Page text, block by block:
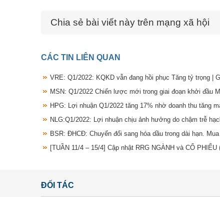
Chia sẻ bài viết này trên mạng xã hội
CÁC TIN LIÊN QUAN
VRE: Q1/2022: KQKD vẫn đang hồi phục Tăng tỷ trọng |
MSN: Q1/2022 Chiến lược mới trong giai đoạn khởi đầu
HPG: Lợi nhuận Q1/2022 tăng 17% nhờ doanh thu tăng
NLG:Q1/2022: Lợi nhuận chịu ảnh hưởng do chậm trễ
BSR: ĐHCĐ: Chuyển đổi sang hóa dầu trong dài hạn.
[TUẦN 11/4 – 15/4] Cập nhật RRG NGÀNH và CỔ PHIẾU
ĐỐI TÁC